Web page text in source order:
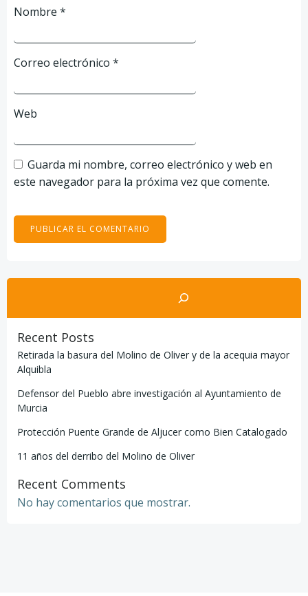
Nombre *
Correo electrónico *
Web
Guarda mi nombre, correo electrónico y web en
este navegador para la próxima vez que comente.
Buscar
Recent Posts
Retirada la basura del Molino de Oliver y de la acequia mayor
Alquibla
Defensor del Pueblo abre investigación al Ayuntamiento de
Murcia
Protección Puente Grande de Aljucer como Bien Catalogado
11 años del derribo del Molino de Oliver
Recent Comments
No hay comentarios que mostrar.